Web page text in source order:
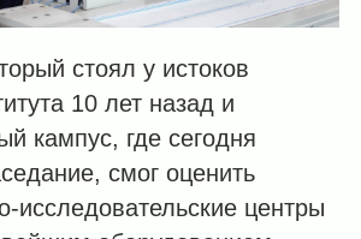
стоял у истоков
10 лет назад и
кампус, где сегодня
смог оценить
исследовательские центры